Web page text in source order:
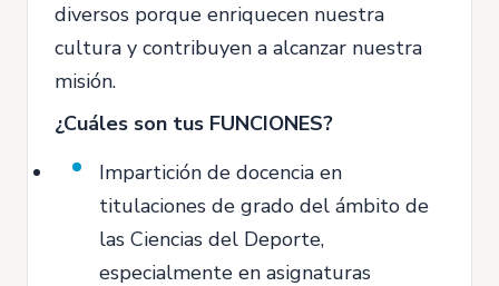
diversos porque enriquecen nuestra
cultura y contribuyen a alcanzar nuestra
misión.
¿Cuáles son tus FUNCIONES?
Impartición de docencia en
titulaciones de grado del ámbito de
las Ciencias del Deporte,
especialmente en asignaturas